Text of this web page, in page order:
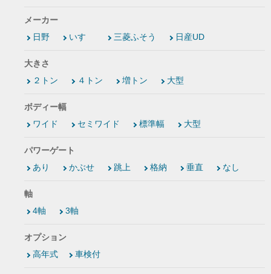
メーカー
日野
いすゞ 三菱ふそう 日産UD
大きさ
２トン
４トン 増トン 大型
ボディー幅
ワイド
セミワイド 標準幅 大型
パワーゲート
あり
かぶせ 跳上 格納 垂直 なし
軸
4軸
3軸
オプション
高年式
車検付